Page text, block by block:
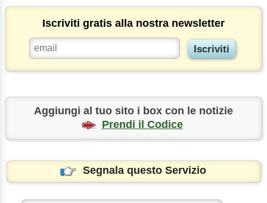
Iscriviti gratis alla nostra newsletter
Aggiungi al tuo sito i box con le notizie
Prendi il Codice
Segnala questo Servizio